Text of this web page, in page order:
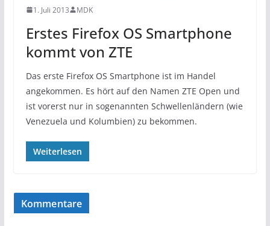
1. Juli 2013 MDK
Erstes Firefox OS Smartphone
kommt von ZTE
Das erste Firefox OS Smartphone ist im Handel
angekommen. Es hört auf den Namen ZTE Open und
ist vorerst nur in sogenannten Schwellenländern (wie
Venezuela und Kolumbien) zu bekommen.
Weiterlesen
Kommentare